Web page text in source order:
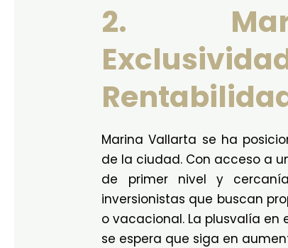
2.
Marina Vallarta se ha
de la ciudad. Con acceso a
de primer nivel y
inversionistas que buscan
o vacacional. La plusvalía
se espera que siga en